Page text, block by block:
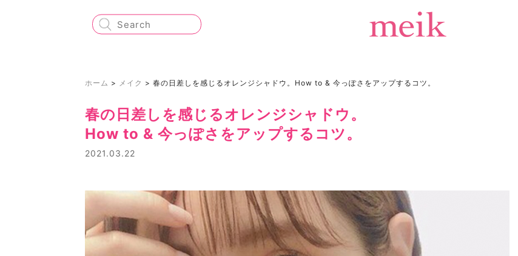
ホーム > メイク > 春の日差しを感じるオレンジシャドウ。How to & 今っぽさをアップするコツ。
春の日差しを感じるオレンジシャドウ。
How to & 今っぽさをアップするコツ。
2021.03.22